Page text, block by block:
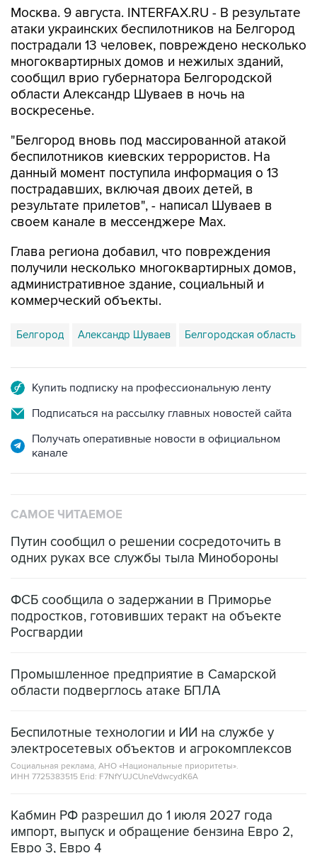
пострадали 13 человек, повреждено несколько
многоквартирных домов и нежилых зданий,
сообщил врио губернатора Белгородской
области Александр Шуваев в ночь на
воскресенье.
"Белгород вновь под массированной атакой
данный момент поступила информация о 13
пострадавших, включая двоих детей, в
результате прилетов", - написал Шуваев в
своем канале в мессенджере Max.
Глава региона добавил, что повреждения
административное здание, социальный и
коммерческий объекты.
Белгород Александр Шуваев
Подписаться на рассылку главных новостей сайта
Получать оперативные новости в официальном
Путин сообщил о решении сосредоточить в
ФСБ сообщила о задержании в Приморье
Росгвардии
Промышленное предприятие в Самарской
Беспилотные технологии и ИИ на службе у
Социальная реклама, АНО «Национальные приоритеты».
ИНН 7725383515 Erid: F7NfYUJCUneVdwcydK6A
Кабмин РФ разрешил до 1 июля 2027 года
Евро 3, Евро 4